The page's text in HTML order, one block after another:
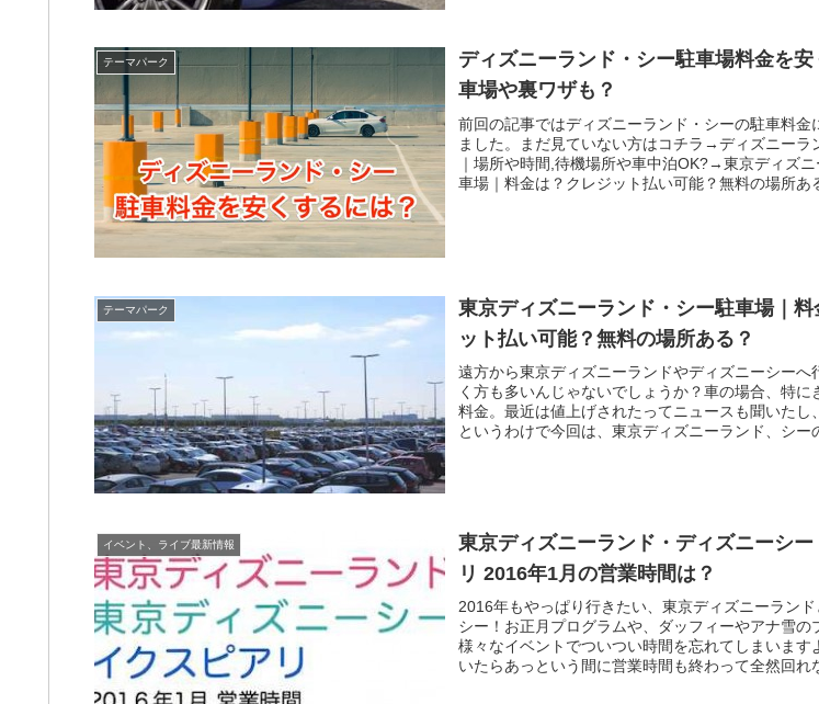
テーマパーク
ディズニーランド・シー駐車場料金を
車場や裏ワザも？
前回の記事ではディズニーランド・シーの駐車料金
ました。まだ見ていない方はコチラ→ディズニーラ
｜場所や時間,待機場所や車中泊OK?→東京ディズ
車場｜料金は？クレジット払い可能？無料の場所あ
テーマパーク
東京ディズニーランド・シー駐車場｜
ット払い可能？無料の場所ある？
遠方から東京ディズニーランドやディズニーシーへ
く方も多いんじゃないでしょうか？車の場合、特に
料金。最近は値上げされたってニュースも聞いたし
というわけで今回は、東京ディズニーランド、シー
イベント、ライブ最新情報
東京ディズニーランド・ディズニーシ
リ 2016年1月の営業時間は？
2016年もやっぱり行きたい、東京ディズニーラン
シー！お正月プログラムや、ダッフィーやアナ雪の
様々なイベントでついつい時間を忘れてしまいます
いたらあっという間に営業時間も終わって全然回れ